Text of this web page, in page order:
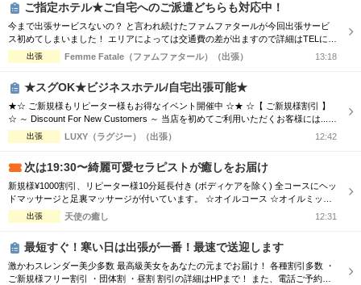
ご指定ホテル★ご自宅へのご派遣どちらも対応中！
今まで出張サービスないの？ と言われ続けたファムファタールが今回出張サービ
ス初めてしまいました！ エリアによっては交通費の差が出ますので詳細はTELにて
お伝えさせて頂きます。 90分コース17000円 120分コース23000円 でのご案内☆
是非この機会に一度お電話お待ちしております
出張 Femme Fatale（ファムファタール）（出張） 13:18
★スグOK★ビジネスホテル/自宅出張可能★
★☆ ご新規様もリピーター様もお得なイベント開催中 ☆★ ☆【 ご新規様割引 】
☆ ～ Discount For New Customers ～ 当店を初めてご利用いただくお客様には...
・初回限定で各コース総額より3,000円割引 ☆【 新人割 】☆ ～ New Face Therapi
st ～ NEW FACE マークの付いているセラピスト限定 ・各コース総額より3,000円
出張 LUXY（ラグジー）（出張） 12:42
次は19:30〜綺麗可愛セラピストが癒しをお届け
新規様¥1000割引、リピーター様10分延長付き (ボディケアを除く) 全コースにヘッ
ドマッサージと足裏マッサージが付いています。 ☆オイルコース ☆オイルミック
スコース 90分 ￥13,000→¥12,000 120分 ￥16,000→¥15,000 150分 ￥20,000→¥19,
出張 天使の癒し 12:31
最短すぐ！寒い日は出張が一番！最速で送迎します
激かわスレンダー美少多数 最高級美女をあなたの元までお届け！ 各種割引多数 ・
ご新規様フリー割引 ・団体割 ・昼割 割引の詳細はHPまで！ また、電話ご予約を